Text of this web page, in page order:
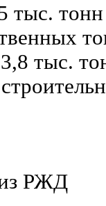
тыс.
тыс.
РЖД